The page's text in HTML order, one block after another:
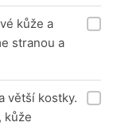
kůže a
stranou a
větší kostky.
kůže